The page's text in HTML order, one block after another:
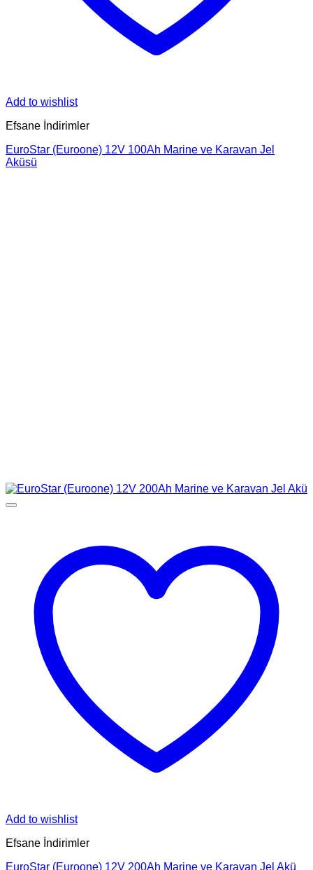
Add to wishlist
Efsane İndirimler
EuroStar (Euroone) 12V 100Ah Marine ve Karavan Jel
Aküsü
Add to wishlist
Efsane İndirimler
EuroStar (Euroone) 12V 200Ah Marine ve Karavan Jel Akü